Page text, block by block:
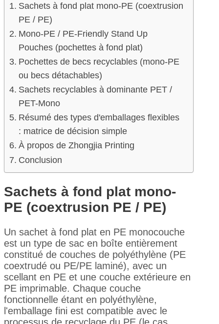
Sachets à fond plat mono-PE (coextrusion
PE / PE)
Mono-PE / PE-Friendly Stand Up
Pouches (pochettes à fond plat)
Pochettes de becs recyclables (mono-PE
ou becs détachables)
Sachets recyclables à dominante PET /
PET-Mono
Résumé des types d'emballages flexibles
: matrice de décision simple
À propos de Zhongjia Printing
Conclusion
Sachets à fond plat mono-
PE (coextrusion PE / PE)
Un sachet à fond plat en PE monocouche
est un type de sac en boîte entièrement
constitué de couches de polyéthylène (PE
coextrudé ou PE/PE laminé), avec un
scellant en PE et une couche extérieure en
PE imprimable. Chaque couche
fonctionnelle étant en polyéthylène,
l'emballage fini est compatible avec le